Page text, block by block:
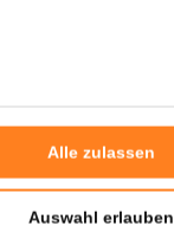
Alle zulassen
Auswahl erlauben